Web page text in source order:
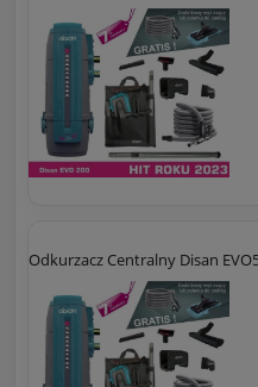
Odkurzacz Centralny Disan